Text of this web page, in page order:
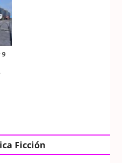
9
Ficción